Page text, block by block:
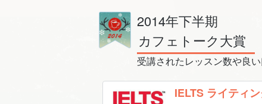
2014年下半期
カフェトーク大賞
受講されたレッスン数や良
IELTS ライティ